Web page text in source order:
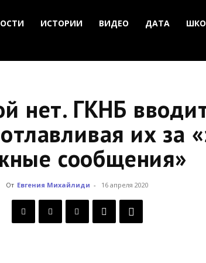
ИСТОРИИ ВИДЕО ДАТА
нет. ГКНБ
их за
сообщения»
От Евгения Михайлиди - 16 апреля 2020